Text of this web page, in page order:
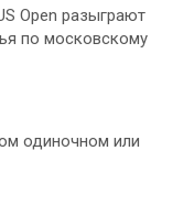
Open разыграют
по московскому
одиночном или